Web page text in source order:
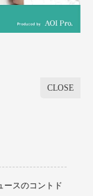
ースのコントド